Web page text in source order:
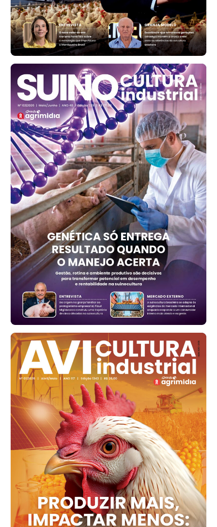
Ovo Vermelho - Regional
Bastos (SP)
R$ 146,71
cx
SP
R$ 7,13
kg
Frango - Indicador
SP
R$ 7,15
kg
Trigo Atacado - Regional
PR
R$ 1.417,12
t
Trigo Atacado - Regional
RS
R$ 1.325,22
t
Ovo Vermelho - Regional
Vermelho
R$ 168,86
cx
Ovo Branco - Regional
Santa Maria do Jetibá (ES)
R$ 139,62
cx
Ovo Branco - Regional
Recife (PE)
R$ 144,92
cx
Ovo Vermelho - Regional
Recife (PE)
R$ 154,89
cx